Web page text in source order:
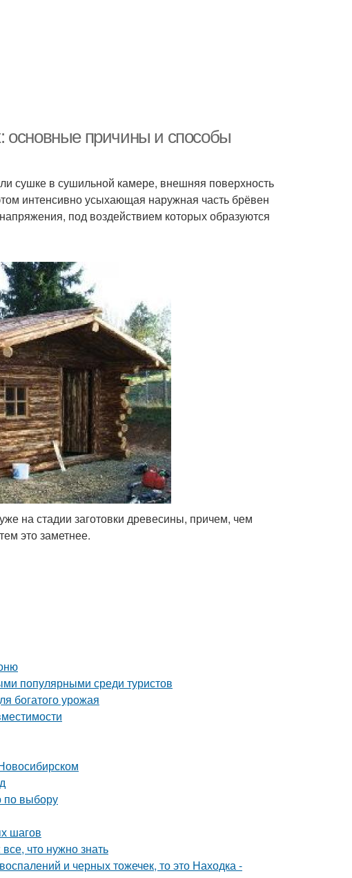
основные причины и способы
сушке в сушильной камере, внешняя поверхность
интенсивно усыхающая наружная часть брёвен
под воздействием которых образуются
на стадии заготовки древесины, причем, чем
это заметнее.
популярными среди туристов
богатого урожая
по выбору
шагов
что нужно знать
и черных тожечек, то это Находка -